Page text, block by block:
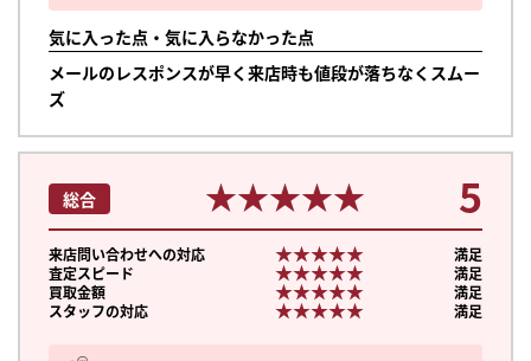
気に入った点・気に入らなかった点
メールのレスポンスが早く来店時も値段が落ちなくスムー
ズ
総合 ★★★★★
★★★★★ 5
来店問い合わせへの対応 ★★★★★
★★★★★
満足
査定スピード
★★★★★
★★★★★
満足
買取金額
★★★★★
★★★★★
満足
スタッフの対応
★★★★★
★★★★★ 満足